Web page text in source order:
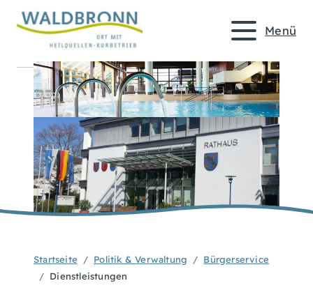
Menü
Startseite Politik & Verwaltung
Bürgerservice
Dienstleistungen